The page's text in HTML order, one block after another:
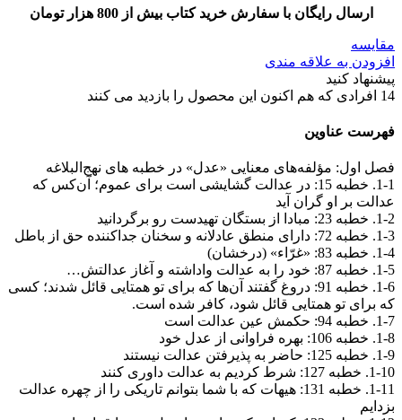
ارسال رایگان با سفارش خرید کتاب بیش از 800 هزار تومان
مقایسه
افزودن به علاقه مندی
پیشنهاد کنید
14 افرادی که هم اکنون این محصول را بازدید می کنند
فهرست عناوین
فصل اول: مؤلفه‌های معنایی «عدل» در خطبه ‌های نهج‌البلاغه
1-1. خطبه 15: در عدالت گشایشی است برای عموم؛ ‌آن‌کس که
عدالت بر او گران آید
1-2. خطبه 23: مبادا از بستگان تهیدست رو برگردانید
1-3. خطبه 72: دارای منطق عادلانه و سخنان جداکننده حق از باطل
1-4. خطبه 83: «غرّاء» (درخشان)
1-5. خطبه 87: خود را به عدالت واداشته و آغاز عدالتش…
1-6. خطبه 91: دروغ گفتند آن‌ها که برای تو همتایی قائل شدند؛ کسی
که برای تو همتایی قائل شود، کافر شده است.
1-7. خطبه 94: حکمش عین عدالت است
1-8. خطبه 106: بهره فراوانی از عدل خود
1-9. خطبه 125: حاضر به پذیرفتن عدالت نیستند
1-10. خطبه 127: شرط کردیم به عدالت داوری کنند
1-11. خطبه 131: هیهات که با شما بتوانم تاریکی را از چهره عدالت
بزدایم